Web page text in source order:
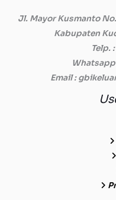
Jl. Mayor Kusmanto
Kabupaten
Telp.
Whatsapp
Email: